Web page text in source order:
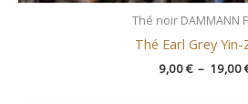
Thé noir DAMMANN
Thé Earl Grey Yin-
9,00€ – 19,00